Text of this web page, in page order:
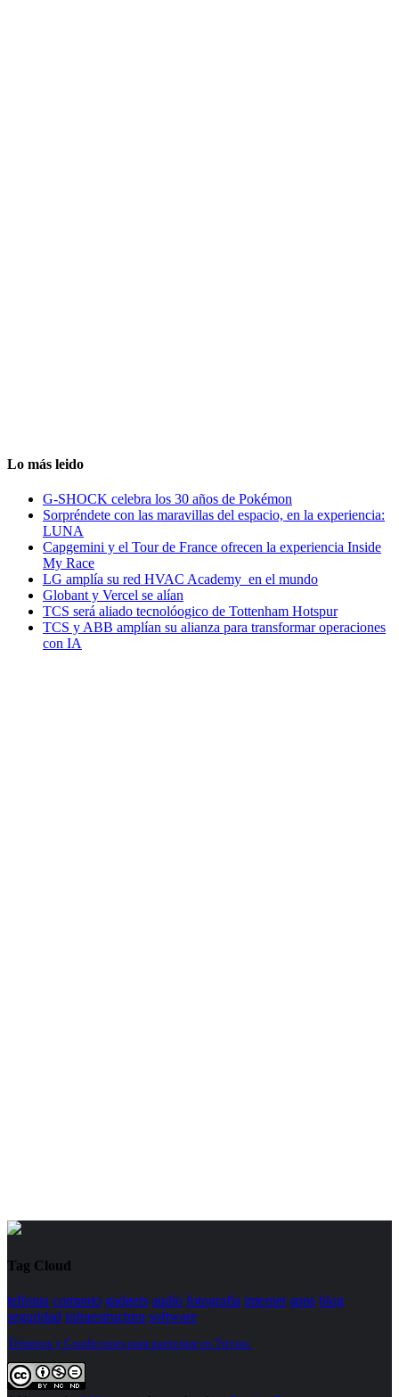
Lo más leido
G-SHOCK celebra los 30 años de Pokémon
Sorpréndete con las maravillas del espacio, en la experiencia:
LUNA
Capgemini y el Tour de France ofrecen la experiencia Inside
My Race
LG amplía su red HVAC Academy en el mundo
Globant y Vercel se alían
TCS será aliado tecnolóogico de Tottenham Hotspur
TCS y ABB amplían su alianza para transformar operaciones
con IA
Tag Cloud
telfonia computo gadgets audio fotografia internet apps blog
seguridad infraestructura software
Términos y Condiciones para participar en Trivias.